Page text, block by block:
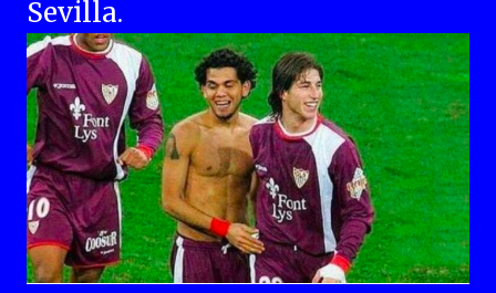
Sevilla.